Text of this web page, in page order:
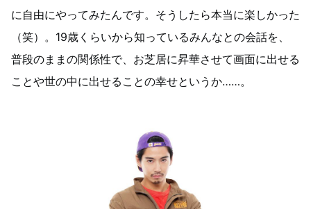
に自由にやってみたんです。そうしたら本当に楽しかった
（笑）。19歳くらいから知っているみんなとの会話を、
普段のままの関係性で、お芝居に昇華させて画面に出せる
ことや世の中に出せることの幸せというか……。